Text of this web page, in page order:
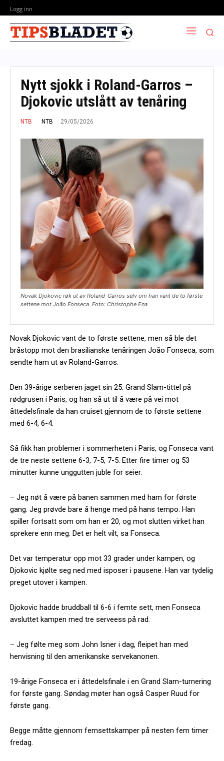
Logg inn
Nytt sjokk i Roland-Garros –
Djokovic utslått av tenåring
NTB NTB 29/05/2026
Novak Djokovic røk ut av Roland-Garros selv om han vant de to første
settene mot João Fonseca. Foto: Christophe Ena
Novak Djokovic vant de to første settene, men så ble det
bråstopp mot den brasilianske tenåringen João Fonseca, som
sendte ham ut av Roland-Garros.
Den 39-årige serberen jaget sin 25. Grand Slam-tittel på
rødgrusen i Paris, og han så ut til å være på vei mot
åttedelsfinale da han cruiset gjennom de to første settene
med 6-4, 6-4.
Så fikk han problemer i sommerheten i Paris, og Fonseca vant
de tre neste settene 6-3, 7-5, 7-5. Etter fire timer og 53
minutter kunne unggutten juble for seier.
– Jeg nøt å være på banen sammen med ham for første
gang. Jeg prøvde bare å henge med på hans tempo. Han
spiller fortsatt som om han er 20, og mot slutten virket han
sprekere enn meg. Det er helt vilt, sa Fonseca.
Det var temperatur opp mot 33 grader under kampen, og
Djokovic kjølte seg ned med isposer i pausene. Han var tydelig
preget utover i kampen.
Djokovic hadde bruddball til 6-6 i femte sett, men Fonseca
avsluttet kampen med tre serveess på rad.
– Jeg følte meg som John Isner i dag, fleipet han med
henvisning til den amerikanske servekanonen.
19-årige Fonseca er i åttedelsfinale i en Grand Slam-turnering
for første gang. Søndag møter han også Casper Ruud for
første gang.
Begge måtte gjennom femsettskamper på nesten fem timer
fredag.